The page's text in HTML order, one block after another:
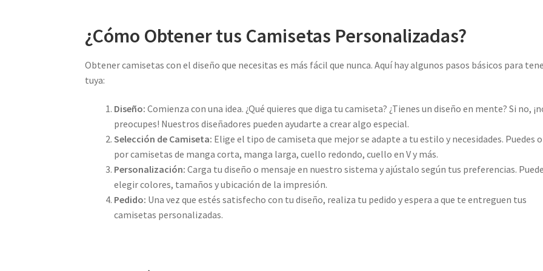
¿Cómo Obtener tus Camisetas Personalizadas?
Obtener camisetas con el diseño que necesitas es más fácil que nunca. Aquí hay algunos pasos básicos para
tuya:
Diseño: Comienza con una idea. ¿Qué quieres que diga tu camiseta? ¿Tienes un diseño en mente? Si no,
preocupes! Nuestros diseñadores pueden ayudarte a crear algo especial.
Selección de Camiseta: Elige el tipo de camiseta que mejor se adapte a tu estilo y necesidades. Puedes
por camisetas de manga corta, manga larga, cuello redondo, cuello en V y más.
Personalización: Carga tu diseño o mensaje en nuestro sistema y ajústalo según tus preferencias.
elegir colores, tamaños y ubicación de la impresión.
Pedido: Una vez que estés satisfecho con tu diseño, realiza tu pedido y espera a que te entreguen tus
camisetas personalizadas.